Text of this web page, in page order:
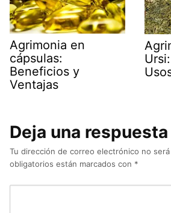
Agrimonia en
cápsulas:
Beneficios y
Ventajas
Deja una respuesta
Tu dirección de correo electrónico no será
obligatorios están marcados con *